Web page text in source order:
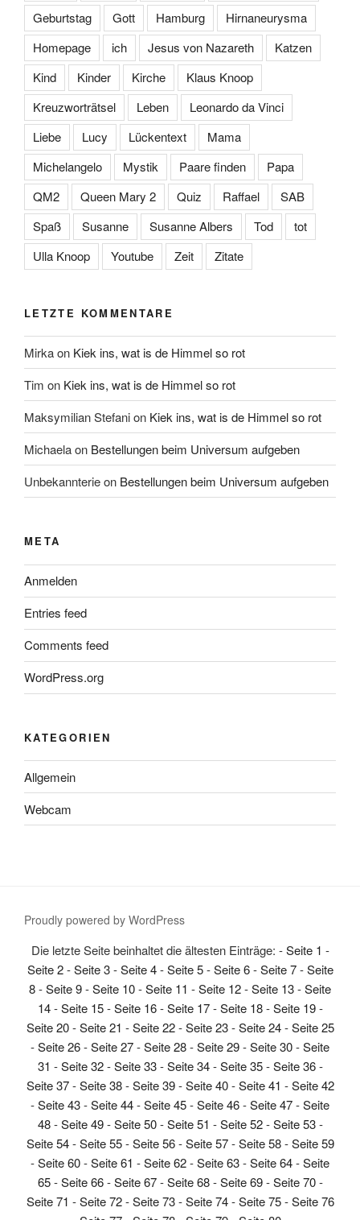
Geburtstag
Gott Hamburg
Hirnaneurysma
Homepage
ich Jesus von Nazareth
Katzen
Kind
Kinder Kirche
Klaus Knoop
Kreuzworträtsel
Leben
Leonardo da Vinci
Liebe
Lucy Lückentext
Mama
Michelangelo
Mystik Paare finden
Papa
QM2
Queen Mary 2 Quiz Raffael
SAB
Spaß
Susanne Susanne Albers Tod
tot
Ulla Knoop
Youtube Zeit Zitate
LETZTE KOMMENTARE
Mirkaon Kiek ins, wat is de Himmel so rot
Tim on Kiek ins, wat is de Himmel so rot
Maksymilian Stefanion Kiek ins, wat is de Himmel so rot
Michaelaon Bestellungen beim Universum aufgeben
Unbekannterieon Bestellungen beim Universum aufgeben
META
Anmelden
Entries feed
Comments feed
WordPress.org
KATEGORIEN
Allgemein
Webcam
Proudly powered by WordPress
Die letzte Seite beinhaltet die ältesten Einträge: -Seite 1 -
Seite 2-Seite 3-Seite 4-Seite 5-Seite 6-Seite 7-Seite
8-Seite 9-Seite 10-Seite 11 -Seite 12-Seite 13-Seite
14-Seite 15-Seite 16-Seite 17-Seite 18-Seite 19-
Seite 20-Seite 21 -Seite 22-Seite 23-Seite 24-Seite 25
-Seite 26-Seite 27-Seite 28-Seite 29-Seite 30-Seite
31 -Seite 32-Seite 33-Seite 34-Seite 35-Seite 36-
Seite 37-Seite 38-Seite 39-Seite 40-Seite 41 -Seite 42
-Seite 43-Seite 44-Seite 45-Seite 46-Seite 47-Seite
48-Seite 49-Seite 50-Seite 51 -Seite 52-Seite 53-
Seite 54-Seite 55-Seite 56-Seite 57-Seite 58-Seite 59
-Seite 60-Seite 61 -Seite 62-Seite 63-Seite 64-Seite
65-Seite 66-Seite 67-Seite 68-Seite 69-Seite 70-
Seite 71 -Seite 72-Seite 73-Seite 74-Seite 75-Seite 76